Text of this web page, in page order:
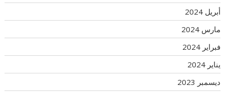
أبريل 2024
مارس 2024
فبراير 2024
يناير 2024
ديسمبر 2023